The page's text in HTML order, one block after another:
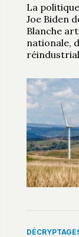
La
Joe Biden
Blanche
nationale,